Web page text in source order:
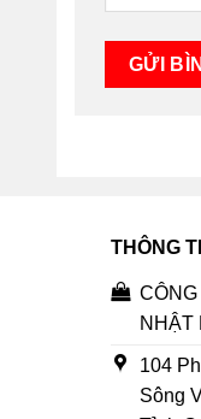
THÔNG
NHẬT
104
Sông